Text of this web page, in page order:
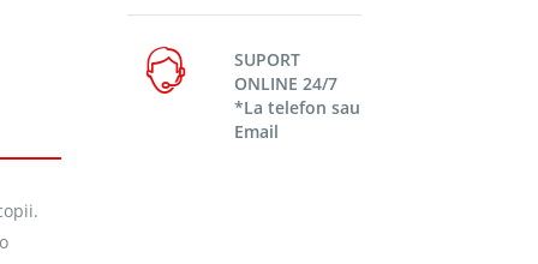
SUPORT
ONLINE 24/7
*La telefon sau
Email